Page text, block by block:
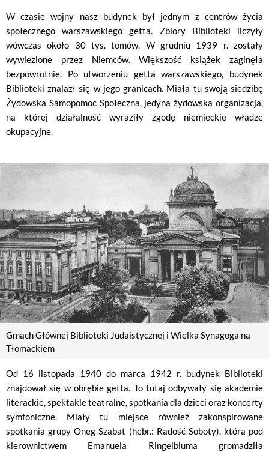
W czasie wojny nasz budynek był jednym z centrów życia
społecznego warszawskiego getta. Zbiory Biblioteki liczyły
wówczas około 30 tys. tomów. W grudniu 1939 r. zostały
wywiezione przez Niemców. Większość książek zaginęła
bezpowrotnie. Po utworzeniu getta warszawskiego, budynek
Biblioteki znalazł się w jego granicach. Miała tu swoją siedzibę
Żydowska Samopomoc Społeczna, jedyna żydowska organizacja,
na której działalność wyraziły zgodę niemieckie władze
okupacyjne.
Gmach Głównej Biblioteki Judaistycznej i Wielka Synagoga na
Tłomackiem
Od 16 listopada 1940 do marca 1942 r. budynek Biblioteki
znajdował się w obrębie getta. To tutaj odbywały się akademie
literackie, spektakle teatralne, spotkania dla dzieci oraz koncerty
symfoniczne. Miały tu miejsce również zakonspirowane
spotkania grupy Oneg Szabat (hebr.: Radość Soboty), która pod
kierownictwem Emanuela Ringelbluma gromadziła